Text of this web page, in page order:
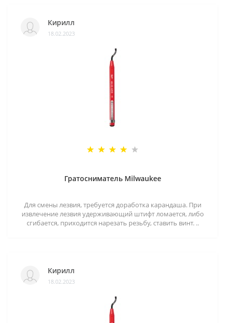
Кирилл
18.02.2023
Гратосниматель Milwaukee
Для смены лезвия, требуется доработка карандаша. При
извлечение лезвия удерживающий штифт ломается, либо
сгибается, приходится нарезать резьбу, ставить винт. ..
Кирилл
18.02.2023